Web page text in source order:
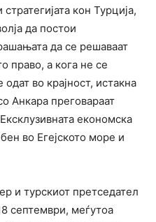
кон Турција,
да постои
да се решаваат
право, а кога не се
во крајност, истакна
Анкара преговараат
економска
во Егејското море и
и турскиот претседател
септември, меѓутоа